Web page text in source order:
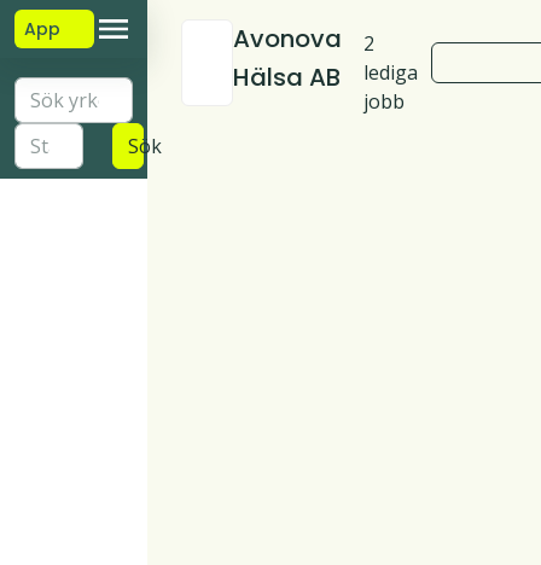
App
Sök
Avonova
Hälsa AB
2
lediga
jobb